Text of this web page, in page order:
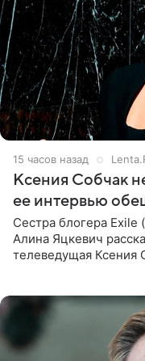
15 часов назад
Ксения Собчак
ее интервью
Сестра блогера
Алина Яцкевич
телеведущая Ксения